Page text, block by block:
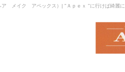
メイク アペックス）| "Ａｐｅｘ "に行けば綺麗に